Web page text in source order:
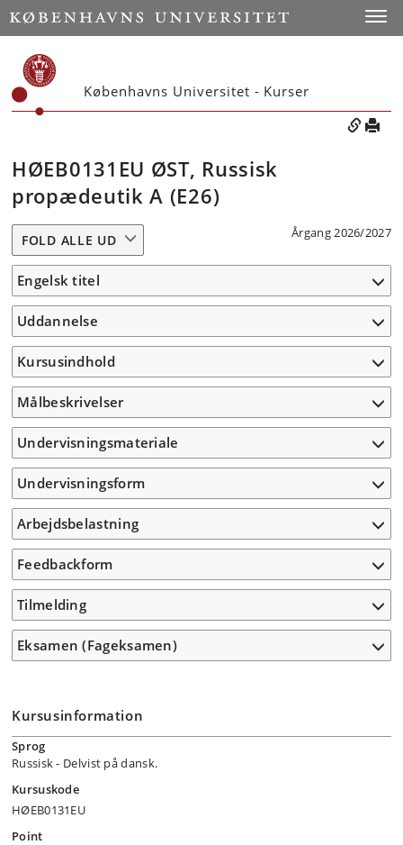
Københavns Universitet - Kurser
HØEB0131EU ØST, Russisk
propædeutik A (E26)
Årgang 2026/2027
FOLD ALLE UD
Engelsk titel
Uddannelse
Kursusindhold
Målbeskrivelser
Undervisningsmateriale
Undervisningsform
Arbejdsbelastning
Feedbackform
Tilmelding
Eksamen (Fageksamen)
Kursusinformation
Sprog
Russisk- Delvist på dansk.
Kursuskode
HØEB0131EU
Point